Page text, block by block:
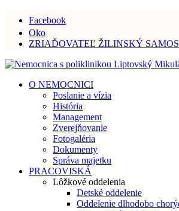
Facebook
Oko
ZRIAĎOVATEĽ ŽILINSKÝ
O NEMOCNICI
Poslanie a vízia
História
Management
Zverejňovanie
Fotogaléria
Dokumenty
Správa majetku
PRACOVISKÁ
Lôžkové oddelenia
Detské oddelenie
Oddelenie dlhodobo